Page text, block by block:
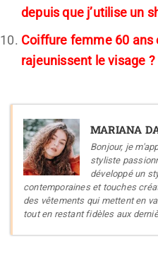
depuis que j’utilise un
Coiffure femme 60 ans
rajeunissent le visage ?
MARIANA
Bonjour, je
styliste
développé un
contemporaines et touches
des vêtements qui mettent en
tout en restant fidèles aux